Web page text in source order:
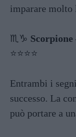
imparare molto
♏️♑️
⭐️⭐️⭐️⭐️
Entrambi i
successo. La
può portare a